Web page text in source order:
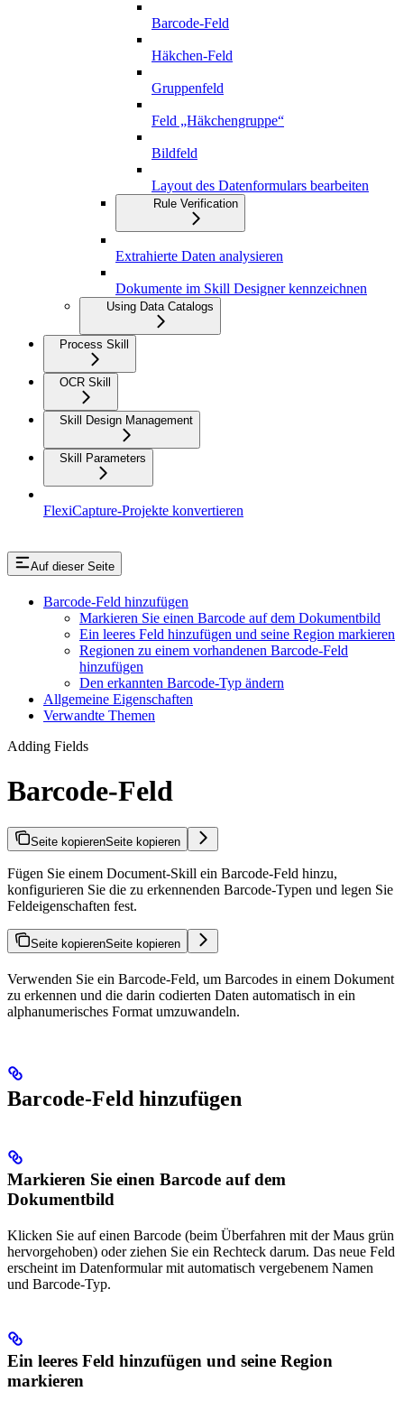
Barcode-Feld
Häkchen-Feld
Gruppenfeld
Feld „Häkchengruppe“
Bildfeld
Layout des Datenformulars bearbeiten
Rule Verification
Extrahierte Daten analysieren
Dokumente im Skill Designer kennzeichnen
Using Data Catalogs
Process Skill
OCR Skill
Skill Design Management
Skill Parameters
FlexiCapture-Projekte konvertieren
Auf dieser Seite
Barcode-Feld hinzufügen
Markieren Sie einen Barcode auf dem Dokumentbild
Ein leeres Feld hinzufügen und seine Region markieren
Regionen zu einem vorhandenen Barcode-Feld
hinzufügen
Den erkannten Barcode-Typ ändern
Allgemeine Eigenschaften
Verwandte Themen
Adding Fields
Barcode-Feld
Seite kopierenSeite kopieren
Fügen Sie einem Document-Skill ein Barcode-Feld hinzu,
konfigurieren Sie die zu erkennenden Barcode-Typen und legen Sie
Feldeigenschaften fest.
Seite kopierenSeite kopieren
Verwenden Sie ein Barcode-Feld, um Barcodes in einem Dokument
zu erkennen und die darin codierten Daten automatisch in ein
alphanumerisches Format umzuwandeln.
Barcode-Feld hinzufügen
Markieren Sie einen Barcode auf dem
Dokumentbild
Klicken Sie auf einen Barcode (beim Überfahren mit der Maus grün
hervorgehoben) oder ziehen Sie ein Rechteck darum. Das neue Feld
erscheint im Datenformular mit automatisch vergebenem Namen
und Barcode-Typ.
Ein leeres Feld hinzufügen und seine Region
markieren